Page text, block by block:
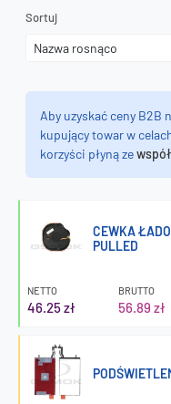
Sortuj
Aby uzyskać ceny B2B
kupujący towar w
korzyści płyną ze
CEWKA
PULLED
NETTO
46.25 zł
BRUTTO
56.89 zł